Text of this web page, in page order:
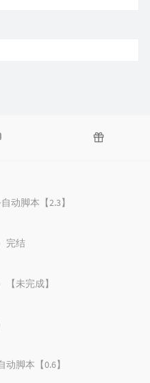
动脚本【2.3】
完结
未完成】
脚本【0.6】